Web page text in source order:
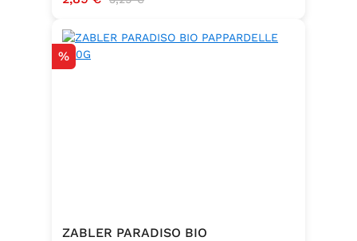
Rabatt
%
ZABLER PARADISO BIO